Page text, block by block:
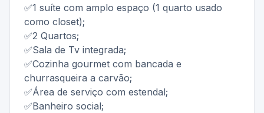
✅1 suíte com amplo espaço (1 quarto usado
como closet);
✅2 Quartos;
✅Sala de Tv integrada;
✅Cozinha gourmet com bancada e
churrasqueira a carvão;
✅Área de serviço com estendal;
✅Banheiro social;